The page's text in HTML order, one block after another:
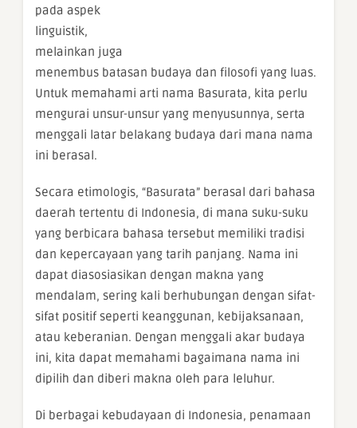
pada aspek
linguistik,
melainkan juga
menembus batasan budaya dan filosofi yang luas.
Untuk memahami arti nama Basurata, kita perlu
mengurai unsur-unsur yang menyusunnya, serta
menggali latar belakang budaya dari mana nama
ini berasal.
Secara etimologis, “Basurata” berasal dari bahasa
daerah tertentu di Indonesia, di mana suku-suku
yang berbicara bahasa tersebut memiliki tradisi
dan kepercayaan yang tarih panjang. Nama ini
dapat diasosiasikan dengan makna yang
mendalam, sering kali berhubungan dengan sifat-
sifat positif seperti keanggunan, kebijaksanaan,
atau keberanian. Dengan menggali akar budaya
ini, kita dapat memahami bagaimana nama ini
dipilih dan diberi makna oleh para leluhur.
Di berbagai kebudayaan di Indonesia, penamaan